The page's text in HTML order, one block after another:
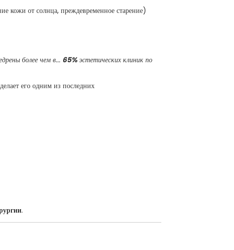
кожи от солнца, преждевременное старение)
более чем в... 65%эстетических клиник по
его одним из последних
.